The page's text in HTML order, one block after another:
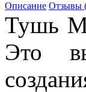
Описание Отзывы
Тушь
Это